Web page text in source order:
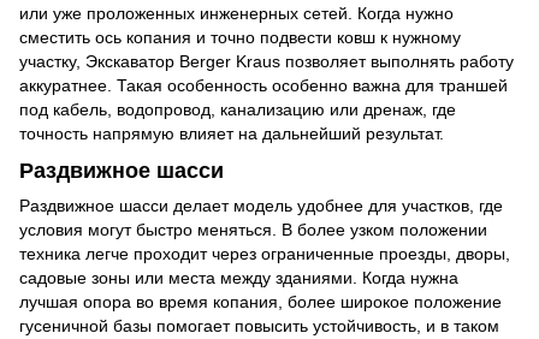
или уже проложенных инженерных сетей. Когда нужно
сместить ось копания и точно подвести ковш к нужному
участку, Экскаватор Berger Kraus позволяет выполнять работу
аккуратнее. Такая особенность особенно важна для траншей
под кабель, водопровод, канализацию или дренаж, где
точность напрямую влияет на дальнейший результат.
Раздвижное шасси
Раздвижное шасси делает модель удобнее для участков, где
условия могут быстро меняться. В более узком положении
техника легче проходит через ограниченные проезды, дворы,
садовые зоны или места между зданиями. Когда нужна
лучшая опора во время копания, более широкое положение
гусеничной базы помогает повысить устойчивость, и в таком